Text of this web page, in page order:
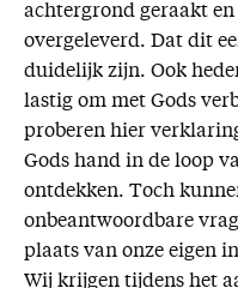
achtergrond geraakt
overgeleverd. Dat dit
duidelijk zijn. Ook
lastig om met Gods
proberen hier
Gods hand in de loop
ontdekken. Toch
onbeantwoordbare
plaats van onze eigen
Wij krijgen tijdens het